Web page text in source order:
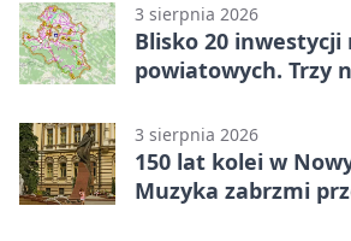
3 sierpnia 2026
Blisko 20 inwestycji
powiatowych. Trzy
3 sierpnia 2026
150 lat kolei w
Muzyka zabrzmi